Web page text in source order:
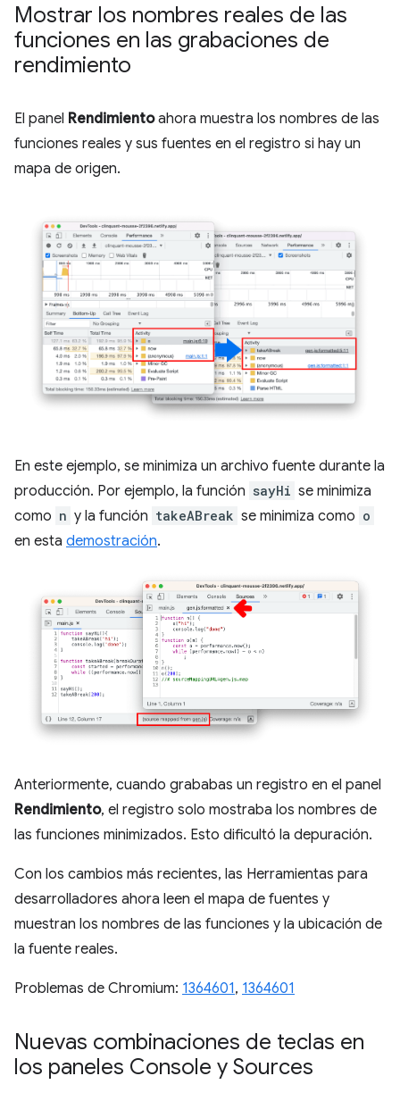
Mostrar los nombres reales de las
funciones en las grabaciones de
rendimiento
El panel Rendimientoahora muestra los nombres de las
funciones reales y sus fuentes en el registro si hay un
mapa de origen.
En este ejemplo, se minimiza un archivo fuente durante la
producción. Por ejemplo, la función sayHi se minimiza
como n y la función takeABreak se minimiza como o
en esta demostración.
Anteriormente, cuando grababas un registro en el panel
Rendimiento, el registro solo mostraba los nombres de
las funciones minimizados. Esto dificultó la depuración.
Con los cambios más recientes, las Herramientas para
desarrolladores ahora leen el mapa de fuentes y
muestran los nombres de las funciones y la ubicación de
la fuente reales.
Problemas de Chromium: 1364601, 1364601
Nuevas combinaciones de teclas en
los paneles Console y Sources